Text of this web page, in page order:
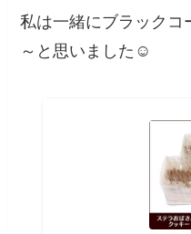
私は一緒にブラックコ
～と思いました☺